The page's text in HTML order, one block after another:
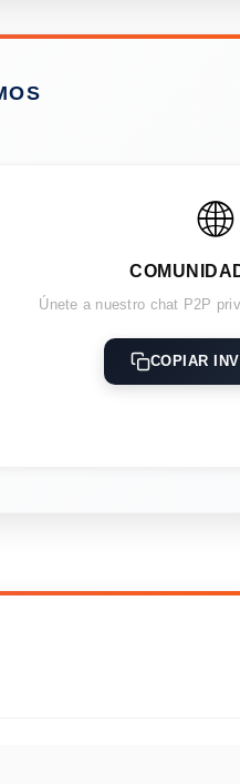
🌐
Únete a nuestro chat P2P
COPIAR